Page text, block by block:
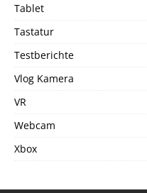
Tablet
Tastatur
Testberichte
Vlog Kamera
VR
Webcam
Xbox